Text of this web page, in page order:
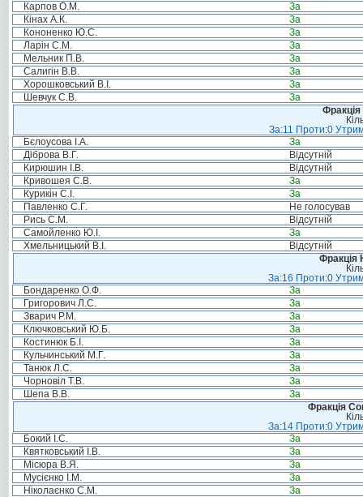
Карпов О.М.
За
Кінах А.К.
За
Кононенко Ю.С.
За
Ларін С.М.
За
Мельник П.В.
За
Салигін В.В.
За
Хорошковський В.І.
За
Шевчук С.В.
За
Фракція
За:11 Проти:0
Бєлоусова І.А.
За
Діброва В.Г.
Відсутній
Кирюшин І.В.
Відсутній
Кривошея С.В.
За
Курикін С.І.
За
Павленко С.Г.
Не голосував
Рись С.М.
Відсутній
Самойленко Ю.І.
За
Хмельницький В.І.
Відсутній
Фракція
За:16 Проти:0
Бондаренко О.Ф.
За
Григорович Л.С.
За
Зварич Р.М.
За
Ключковський Ю.Б.
За
Костинюк Б.І.
За
Кульчинський М.Г.
За
Танюк Л.С.
За
Чорновіл Т.В.
За
Шепа В.В.
За
Фракція
За:14 Проти:0
Бокий І.С.
За
Квятковський І.В.
За
Місюра В.Я.
За
Мусієнко І.М.
За
Ніколаєнко С.М.
За